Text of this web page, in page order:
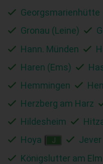
Georgsmarienhütte
Gronau (Leine)
Hann. Münden
Haren (Ems)
Hemmingen
Herzberg am Harz
Hildesheim
Hoya
J Jever
Königslutter am Elm